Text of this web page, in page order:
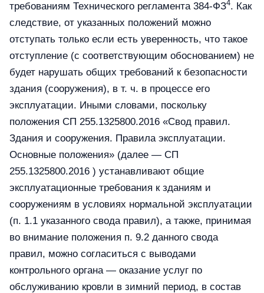
требованиям Технического регламента 384-ФЗ4. Как
следствие, от указанных положений можно
отступать только если есть уверенность, что такое
отступление (с соответствующим обоснованием) не
будет нарушать общих требований к безопасности
здания (сооружения), в т. ч. в процессе его
эксплуатации. Иными словами, поскольку
положения СП 255.1325800.2016 «Свод правил.
Здания и сооружения. Правила эксплуатации.
Основные положения» (далее — СП
255.1325800.2016 ) устанавливают общие
эксплуатационные требования к зданиям и
сооружениям в условиях нормальной эксплуатации
(п. 1.1 указанного свода правил), а также, принимая
во внимание положения п. 9.2 данного свода
правил, можно согласиться с выводами
контрольного органа — оказание услуг по
обслуживанию кровли в зимний период, в состав